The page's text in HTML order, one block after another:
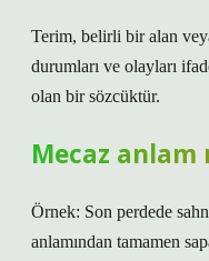
Terim, belirli bir alan
durumları ve olayları
olan bir sözcüktür.
Mecaz
Örnek: Son perdede
anlamından tamamen